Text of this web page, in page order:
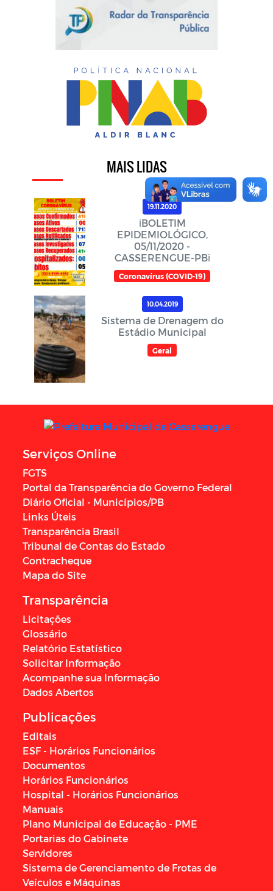
MAIS LIDAS
19.11.2020
ℹ️BOLETIM
EPIDEMIOLÓGICO,
05/11/2020 -
CASSERENGUE-PBℹ️
Coronavírus (COVID-19)
10.04.2019
Sistema de Drenagem do
Estádio Municipal
Geral
Serviços Online
FGTS
Portal da Transparência do Governo Federal
Diário Oficial - Municípios/PB
Links Úteis
Transparência Brasil
Tribunal de Contas do Estado
Contracheque
Mapa do Site
Transparência
Licitações
Glossário
Relatório Estatístico
Solicitar Informação
Acompanhe sua Informação
Dados Abertos
Publicações
Editais
ESF - Horários Funcionários
Documentos
Horários Funcionários
Hospital - Horários Funcionários
Manuais
Plano Municipal de Educação - PME
Portarias do Gabinete
Servidores
Sistema de Gerenciamento de Frotas de
Veículos e Máquinas